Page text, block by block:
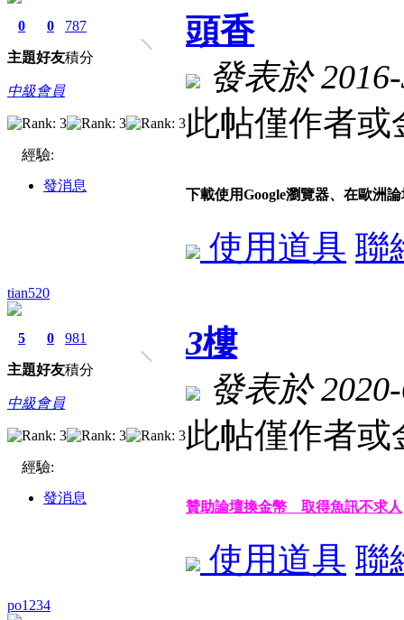
0
主題
0
好友
787
積分
中級會員
經驗:
發消息
頭香
發表於
此帖僅作者或
下載使用Google瀏覽器、在歐洲
使用道具 聯
tian520
5
主題
0
好友
981
積分
中級會員
經驗:
發消息
3樓
發表於
此帖僅作者或
贊助論壇換金幣 取得魚訊不求人
使用道具 聯
po1234